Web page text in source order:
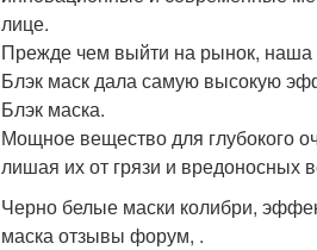
лице.
Прежде чем выйти на рынок, наша
Блэк маск дала самую высокую
Блэк маска.
Мощное вещество для глубокого
лишая их от грязи и
Черно белые маски колибри,
маска отзывы форум, .